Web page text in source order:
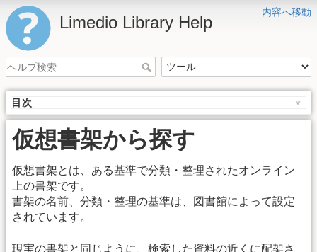
内容へ移動
Limedio Library Help
目次
仮想書架から探す
仮想書架とは、ある基準で分類・整理されたオンライン
上の書架です。
書架の名前、分類・整理の基準は、図書館によって設定
されています。
現実の書架と同じように、検索した資料の近くに配架さ